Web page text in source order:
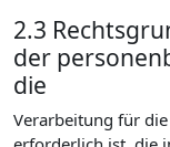
2.3
der
die
Verarbeitung für